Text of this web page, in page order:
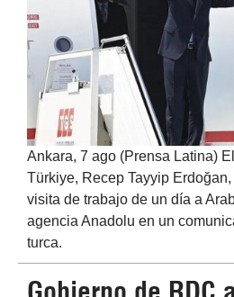
Ankara, 7 ago (Prensa Latina)
Türkiye, Recep Tayyip
visita de trabajo de un día a
agencia Anadolu en un
turca.